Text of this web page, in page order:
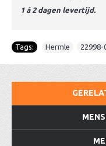
1 á 2 dagen levertijd.
Tags: Hermle 22998-